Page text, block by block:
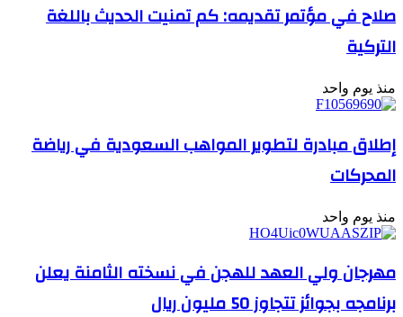
صلاح في مؤتمر تقديمه: كم تمنيت الحديث باللغة
التركية
منذ يوم واحد
إطلاق مبادرة لتطوير المواهب السعودية في رياضة
المحركات
منذ يوم واحد
مهرجان ولي العهد للهجن في نسخته الثامنة يعلن
برنامجه بجوائز تتجاوز 50 مليون ريال